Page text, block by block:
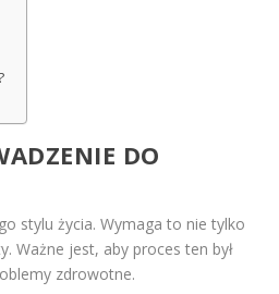
DO
stylu życia. Wymaga to nie tylko
Ważne jest, aby proces ten był
zdrowotne.